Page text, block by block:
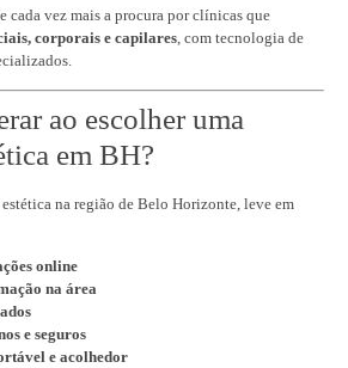
cada vez mais a procura por clínicas que
corporais e capilares, com tecnologia de
ao escolher uma
em BH?
na região de Belo Horizonte, leve em
online
na área
e seguros
e acolhedor